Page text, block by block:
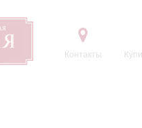
Контакты